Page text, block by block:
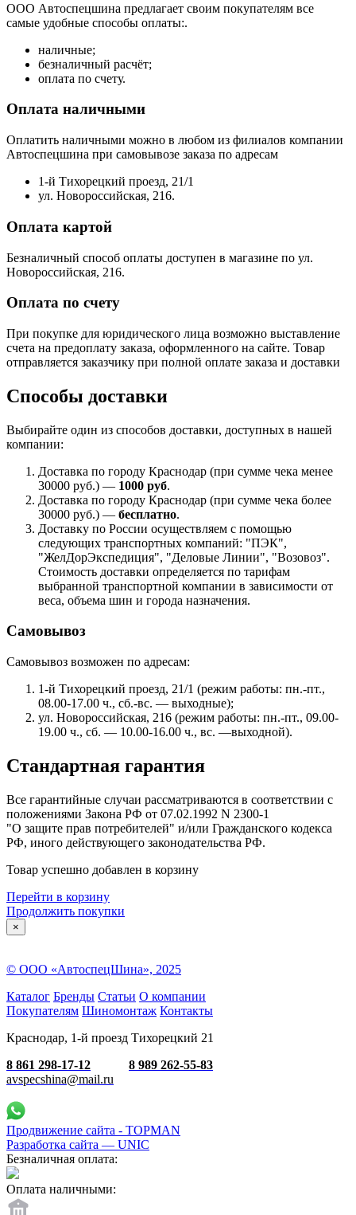
ООО Автоспецшина предлагает своим покупателям все
самые удобные способы оплаты:.
наличные;
безналичный расчёт;
оплата по счету.
Оплата наличными
Оплатить наличными можно в любом из филиалов компании
Автоспецшина при самовывозе заказа по адресам
1-й Тихорецкий проезд, 21/1
ул. Новороссийская, 216.
Оплата картой
Безналичный способ оплаты доступен в магазине по ул.
Новороссийская, 216.
Оплата по счету
При покупке для юридического лица возможно выставление
счета на предоплату заказа, оформленного на сайте. Товар
отправляется заказчику при полной оплате заказа и доставки
Способы доставки
Выбирайте один из способов доставки, доступных в нашей
компании:
Доставка по городу Краснодар (при сумме чека менее
30000 руб.) — 1000 руб.
Доставка по городу Краснодар (при сумме чека более
30000 руб.) — бесплатно.
Доставку по России осуществляем с помощью
следующих транспортных компаний: "ПЭК",
"ЖелДорЭкспедиция", "Деловые Линии", "Возовоз".
Стоимость доставки определяется по тарифам
выбранной транспортной компании в зависимости от
веса, объема шин и города назначения.
Самовывоз
Самовывоз возможен по адресам:
1-й Тихорецкий проезд, 21/1 (режим работы: пн.-пт.,
08.00-17.00 ч., сб.-вс. — выходные);
ул. Новороссийская, 216 (режим работы: пн.-пт., 09.00-
19.00 ч., сб. — 10.00-16.00 ч., вс. —выходной).
Стандартная гарантия
Все гарантийные случаи рассматриваются в соответствии с
положениями Закона РФ от 07.02.1992 N 2300-1
"О защите прав потребителей" и/или Гражданского кодекса
РФ, иного действующего законодательства РФ.
Товар успешно добавлен в корзину
Перейти в корзину
Продолжить покупки
×
© ООО «АвтоспецШина», 2025
Каталог Бренды Статьи О компании
Покупателям Шиномонтаж Контакты
Краснодар, 1-й проезд Тихорецкий 21
8 861 298-17-12
8 989 262-55-83
avspecshina@mail.ru
Продвижение сайта - TOPMAN
Разработка сайта — UNIC
Безналичная оплата:
Оплата наличными: